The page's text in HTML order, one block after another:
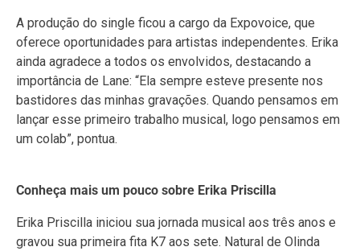
A produção do single ficou a cargo da Expovoice, que
oferece oportunidades para artistas independentes. Erika
ainda agradece a todos os envolvidos, destacando a
importância de Lane: “Ela sempre esteve presente nos
bastidores das minhas gravações. Quando pensamos em
lançar esse primeiro trabalho musical, logo pensamos em
um colab”, pontua.
Conheça mais um pouco sobre Erika Priscilla
Erika Priscilla iniciou sua jornada musical aos três anos e
gravou sua primeira fita K7 aos sete. Natural de Olinda